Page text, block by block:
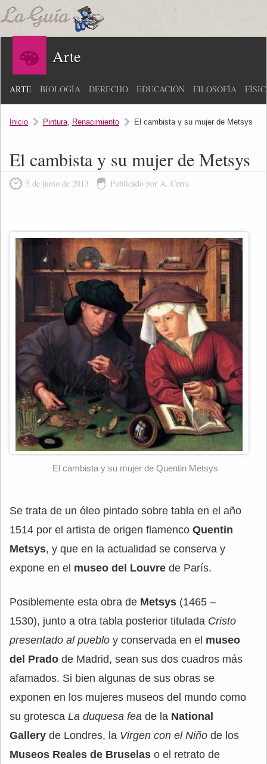
Arte
ARTE BIOLOGÍA DERECHO EDUCACIÓN FILOSOFÍA
Inicio Pintura, Renacimiento El cambista y su mujer de Metsys
El cambista y su mujer de Metsys
5 de junio de 2013 Publicado por A. Cerra
El cambista y su mujer de Quentin Metsys
Se trata de un óleo pintado sobre tabla en el año
1514 por el artista de origen flamenco Quentin
Metsys, y que en la actualidad se conserva y
expone en el museo del Louvre de París.
Posiblemente esta obra de Metsys (1465 –
1530), junto a otra tabla posterior titulada Cristo
presentado al pueblo y conservada en el museo
del Prado de Madrid, sean sus dos cuadros más
afamados. Si bien algunas de sus obras se
exponen en los mujeres museos del mundo como
su grotesca La duquesa fea de la National
Gallery de Londres, la Virgen con el Niño de los
Museos Reales de Bruselas o el retrato de